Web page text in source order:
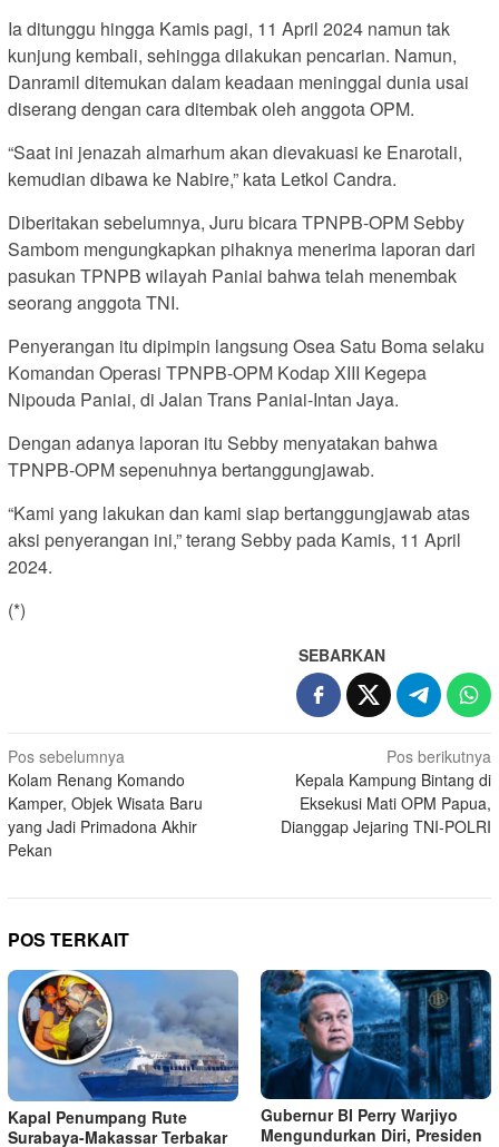
Ia ditunggu hingga Kamis pagi, 11 April 2024 namun tak
kunjung kembali, sehingga dilakukan pencarian. Namun,
Danramil ditemukan dalam keadaan meninggal dunia usai
diserang dengan cara ditembak oleh anggota OPM.
“Saat ini jenazah almarhum akan dievakuasi ke Enarotali,
kemudian dibawa ke Nabire,” kata Letkol Candra.
Diberitakan sebelumnya, Juru bicara TPNPB-OPM Sebby
Sambom mengungkapkan pihaknya menerima laporan dari
pasukan TPNPB wilayah Paniai bahwa telah menembak
seorang anggota TNI.
Penyerangan itu dipimpin langsung Osea Satu Boma selaku
Komandan Operasi TPNPB-OPM Kodap XIII Kegepa
Nipouda Paniai, di Jalan Trans Paniai-Intan Jaya.
Dengan adanya laporan itu Sebby menyatakan bahwa
TPNPB-OPM sepenuhnya bertanggungjawab.
“Kami yang lakukan dan kami siap bertanggungjawab atas
aksi penyerangan ini,” terang Sebby pada Kamis, 11 April
2024.
(*)
SEBARKAN
Navigasi
pos
Pos sebelumnya
Kolam Renang Komando
Kamper, Objek Wisata Baru
yang Jadi Primadona Akhir
Pekan
Pos berikutnya
Kepala Kampung Bintang di
Eksekusi Mati OPM Papua,
Dianggap Jejaring TNI-POLRI
POS TERKAIT
Kapal Penumpang Rute
Surabaya-Makassar Terbakar
Gubernur BI Perry Warjiyo
Mengundurkan Diri, Presiden